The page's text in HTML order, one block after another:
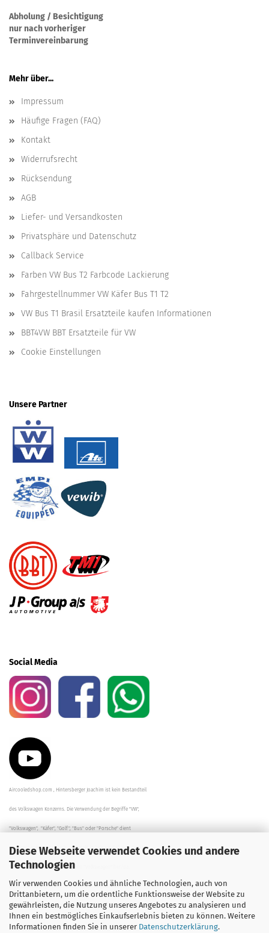
Diese Webseite verwendet Cookies und andere
Technologien
Wir verwenden Cookies und ähnliche Technologien, auch von
Drittanbietern, um die ordentliche Funktionsweise der Website zu
gewährleisten, die Nutzung unseres Angebotes zu analysieren und
Ihnen ein bestmögliches Einkaufserlebnis bieten zu können. Weitere
Informationen finden Sie in unserer Datenschutzerklärung.
Abholung / Besichtigung
nur nach vorheriger
Terminvereinbarung
Mehr über...
Impressum
Häufige Fragen (FAQ)
Kontakt
Widerrufsrecht
Rücksendung
AGB
Liefer- und Versandkosten
Privatsphäre und Datenschutz
Callback Service
Farben VW Bus T2 Farbcode Lackierung
Fahrgestellnummer VW Käfer Bus T1 T2
VW Bus T1 Brasil Ersatzteile kaufen Informationen
BBT4VW BBT Ersatzteile für VW
Cookie Einstellungen
Unsere Partner
Social Media
Aircooledshop.com , Hintersberger Joachim ist kein Bestandteil
des Volkswagen Konzerns. Die Verwendung der Begriffe "VW",
"Volkswagen", "Käfer", "Golf", "Bus" oder "Porsche" dient
der Beschreibung der Teile und stellt in keinem Fall eine direkte
Verbindung zu dem Unternehmen "Volkswagen" her/da.
Die Beschreibungen, Zeichnungen und Angaben zur
Verwendung sind sorgfältig überprüft worden.